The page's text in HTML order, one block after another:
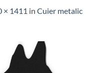
× 1411 in Cuier metalic